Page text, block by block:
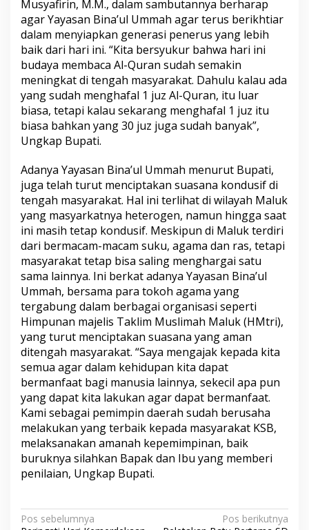
Musyafirin, M.M., dalam sambutannya berharap
agar Yayasan Bina’ul Ummah agar terus berikhtiar
dalam menyiapkan generasi penerus yang lebih
baik dari hari ini. “Kita bersyukur bahwa hari ini
budaya membaca Al-Quran sudah semakin
meningkat di tengah masyarakat. Dahulu kalau ada
yang sudah menghafal 1 juz Al-Quran, itu luar
biasa, tetapi kalau sekarang menghafal 1 juz itu
biasa bahkan yang 30 juz juga sudah banyak”,
Ungkap Bupati.
Adanya Yayasan Bina’ul Ummah menurut Bupati,
juga telah turut menciptakan suasana kondusif di
tengah masyarakat. Hal ini terlihat di wilayah Maluk
yang masyarkatnya heterogen, namun hingga saat
ini masih tetap kondusif. Meskipun di Maluk terdiri
dari bermacam-macam suku, agama dan ras, tetapi
masyarakat tetap bisa saling menghargai satu
sama lainnya. Ini berkat adanya Yayasan Bina’ul
Ummah, bersama para tokoh agama yang
tergabung dalam berbagai organisasi seperti
Himpunan majelis Taklim Muslimah Maluk (HMtri),
yang turut menciptakan suasana yang aman
ditengah masyarakat. “Saya mengajak kepada kita
semua agar dalam kehidupan kita dapat
bermanfaat bagi manusia lainnya, sekecil apa pun
yang dapat kita lakukan agar dapat bermanfaat.
Kami sebagai pemimpin daerah sudah berusaha
melakukan yang terbaik kepada masyarakat KSB,
melaksanakan amanah kepemimpinan, baik
buruknya silahkan Bapak dan Ibu yang memberi
penilaian, Ungkap Bupati.
N
Pos sebelumnya
Pos berikutnya